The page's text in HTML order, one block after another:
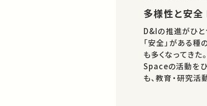
多様性と安
D&Iの推進がひと
「安全」がある
も多くなってき
Spaceの活動を
も、教育・研究